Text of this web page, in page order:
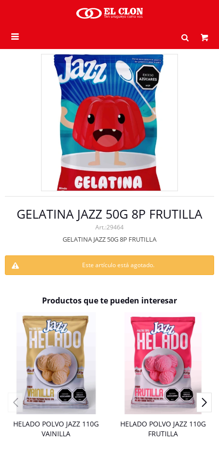

GELATINA JAZZ 50G 8P FRUTILLA
29464
GELATINA JAZZ 50G 8P FRUTILLA
Este artículo está agotado.
Productos que te pueden interesar
HELADO POLVO JAZZ 110G
VAINILLA
HELADO POLVO JAZZ 110G
FRUTILLA